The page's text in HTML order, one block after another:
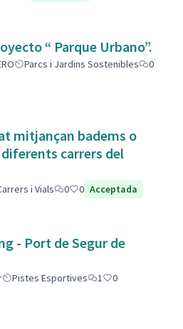
“ Parque Urbano”.
Parcs i Jardins Sostenibles
0
mitjançan badems o
carrers del
i Vials 0 0 Acceptada
- Port de Segur de
Pistes Esportives 1
0